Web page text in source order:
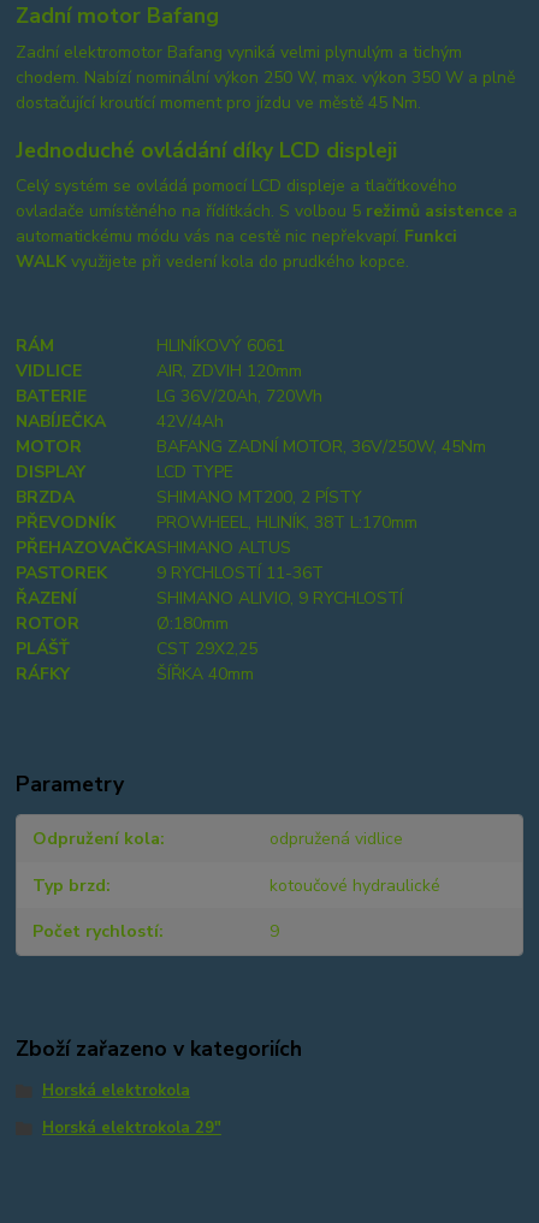
Zadní motor Bafang
Zadní elektromotor Bafang vyniká velmi plynulým a tichým
chodem. Nabízí nominální výkon 250 W, max. výkon 350 W a plně
dostačující kroutící moment pro jízdu ve městě 45 Nm.
Jednoduché ovládání díky LCD displeji
Celý systém se ovládá pomocí LCD displeje a tlačítkového
ovladače umístěného na řídítkách. S volbou 5 režimů asistence a
automatickému módu vás na cestě nic nepřekvapí. Funkci
WALK využijete při vedení kola do prudkého kopce.
RÁM
HLINÍKOVÝ 6061
VIDLICE
AIR, ZDVIH 120mm
BATERIE
LG 36V/20Ah, 720Wh
NABÍJEČKA
42V/4Ah
MOTOR
BAFANG ZADNÍ MOTOR, 36V/250W, 45Nm
DISPLAY
LCD TYPE
BRZDA
SHIMANO MT200, 2 PÍSTY
PŘEVODNÍK
PROWHEEL, HLINÍK, 38T L:170mm
PŘEHAZOVAČKASHIMANO ALTUS
PASTOREK
9 RYCHLOSTÍ 11-36T
ŘAZENÍ
SHIMANO ALIVIO, 9 RYCHLOSTÍ
ROTOR
Ø:180mm
PLÁŠŤ
CST 29X2,25
RÁFKY
ŠÍŘKA 40mm
Parametry
Odpružení kola odpružená vidlice
Typ brzd kotoučové hydraulické
Počet rychlostí 9
Zboží zařazeno v kategoriích
Horská elektrokola
Horská elektrokola 29"